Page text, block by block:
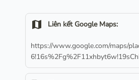
map Liên kết Google Maps:
https://www.google.com/maps/